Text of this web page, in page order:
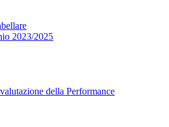
2023/2025
della Performance